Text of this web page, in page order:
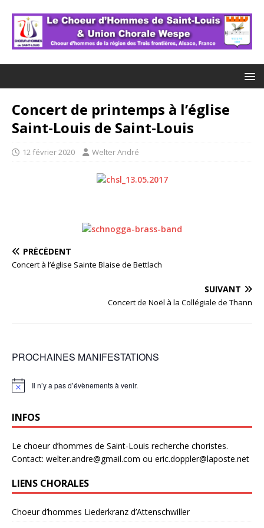
Concert de printemps à l’église
Saint-Louis de Saint-Louis
12 février 2020 Welter André
PRÉCÉDENT
Concert à l’église Sainte Blaise de Bettlach
SUIVANT
Concert de Noël à la Collégiale de Thann
PROCHAINES MANIFESTATIONS
N
c
Il n’y a pas d’évènements à venir.
INFOS
Le choeur d’hommes de Saint-Louis recherche choristes.
Contact: welter.andre@gmail.com ou eric.doppler@laposte.net
LIENS CHORALES
Choeur d’hommes Liederkranz d’Attenschwiller